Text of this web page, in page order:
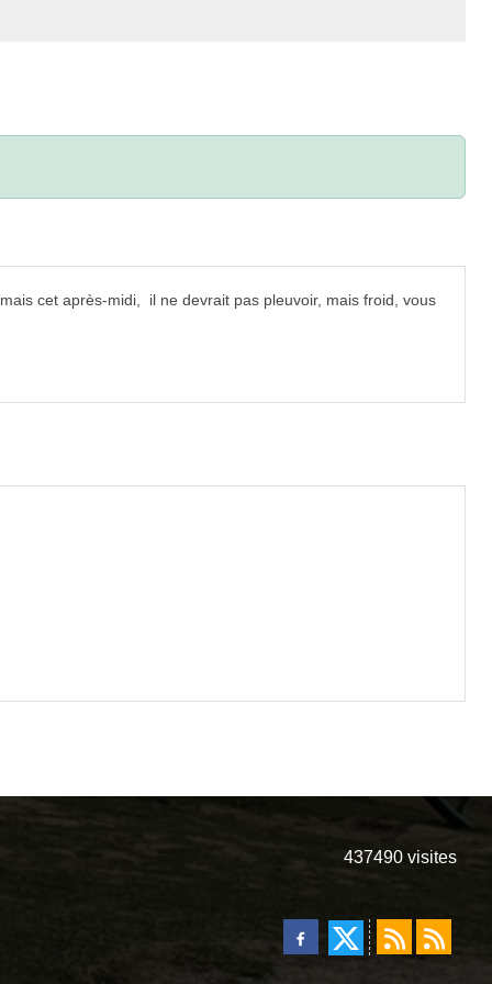
cet après-midi, il ne devrait pas pleuvoir, mais froid, vous
437490 visites